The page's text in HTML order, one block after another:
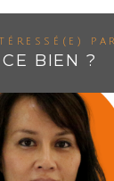
CE BIEN ?